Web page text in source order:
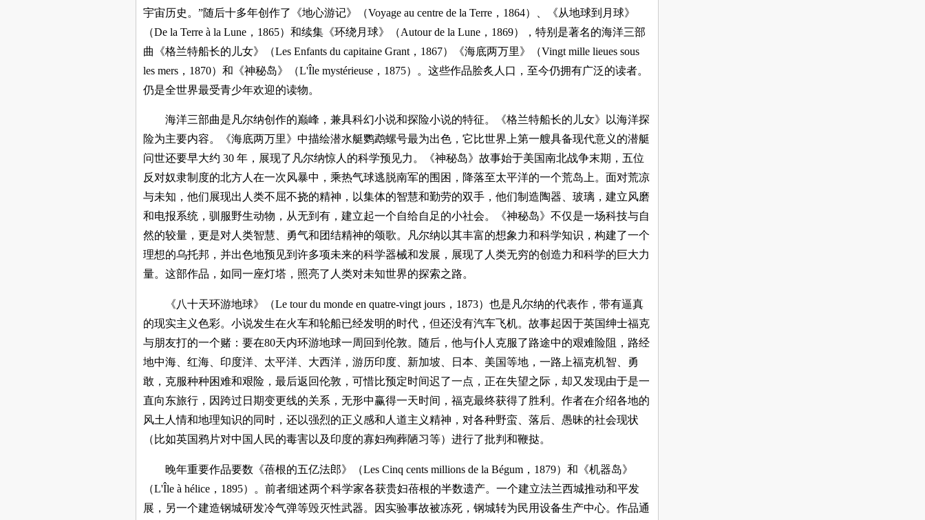
宇宙历史。”随后十多年创作了《地心游记》（Voyage au centre de la Terre，1864）、《从地球到月球》
（De la Terre à la Lune，1865）和续集《环绕月球》（Autour de la Lune，1869），特别是著名的海洋三部
曲《格兰特船长的儿女》（Les Enfants du capitaine Grant，1867）《海底两万里》（Vingt mille lieues sous
les mers，1870）和《神秘岛》（L'Île mystérieuse，1875）。这些作品脍炙人口，至今仍拥有广泛的读者。
仍是全世界最受青少年欢迎的读物。
海洋三部曲是凡尔纳创作的巅峰，兼具科幻小说和探险小说的特征。《格兰特船长的儿女》以海洋探
险为主要内容。《海底两万里》中描绘潜水艇鹦鹉螺号最为出色，它比世界上第一艘具备现代意义的潜艇
问世还要早大约 30 年，展现了凡尔纳惊人的科学预见力。《神秘岛》故事始于美国南北战争末期，五位
反对奴隶制度的北方人在一次风暴中，乘热气球逃脱南军的围困，降落至太平洋的一个荒岛上。面对荒凉
与未知，他们展现出人类不屈不挠的精神，以集体的智慧和勤劳的双手，他们制造陶器、玻璃，建立风磨
和电报系统，驯服野生动物，从无到有，建立起一个自给自足的小社会。《神秘岛》不仅是一场科技与自
然的较量，更是对人类智慧、勇气和团结精神的颂歌。凡尔纳以其丰富的想象力和科学知识，构建了一个
理想的乌托邦，并出色地预见到许多项未来的科学器械和发展，展现了人类无穷的创造力和科学的巨大力
量。这部作品，如同一座灯塔，照亮了人类对未知世界的探索之路。
《八十天环游地球》（Le tour du monde en quatre-vingt jours，1873）也是凡尔纳的代表作，带有逼真
的现实主义色彩。小说发生在火车和轮船已经发明的时代，但还没有汽车飞机。故事起因于英国绅士福克
与朋友打的一个赌：要在80天内环游地球一周回到伦敦。随后，他与仆人克服了路途中的艰难险阻，路经
地中海、红海、印度洋、太平洋、大西洋，游历印度、新加坡、日本、美国等地，一路上福克机智、勇
敢，克服种种困难和艰险，最后返回伦敦，可惜比预定时间迟了一点，正在失望之际，却又发现由于是一
直向东旅行，因跨过日期变更线的关系，无形中赢得一天时间，福克最终获得了胜利。作者在介绍各地的
风土人情和地理知识的同时，还以强烈的正义感和人道主义精神，对各种野蛮、落后、愚昧的社会现状
（比如英国鸦片对中国人民的毒害以及印度的寡妇殉葬陋习等）进行了批判和鞭挞。
晚年重要作品要数《蓓根的五亿法郎》（Les Cinq cents millions de la Bégum，1879）和《机器岛》
（L'Île à hélice，1895）。前者细述两个科学家各获贵妇蓓根的半数遗产。一个建立法兰西城推动和平发
展，另一个建造钢城研发冷气弹等毁灭性武器。因实验事故被冻死，钢城转为民用设备生产中心。作品通